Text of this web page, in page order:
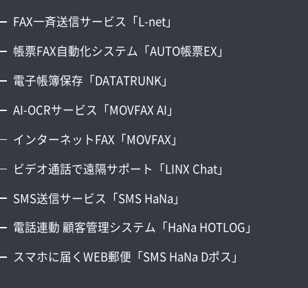
FAX一斉送信サービス「L-net」
帳票FAX自動化システム「AUTO帳票EX」
電子帳簿保存「DATATRUNK」
AI-OCRサービス「MOVFAX AI」
インターネットFAX「MOVFAX」
ビデオ通話で遠隔サポート「LINX Chat」
SMS送信サービス「SMS HaNa」
電話連動 顧客管理システム「HaNa HOTLOG」
スマホに届くWEB郵便「SMS HaNa Dポス」